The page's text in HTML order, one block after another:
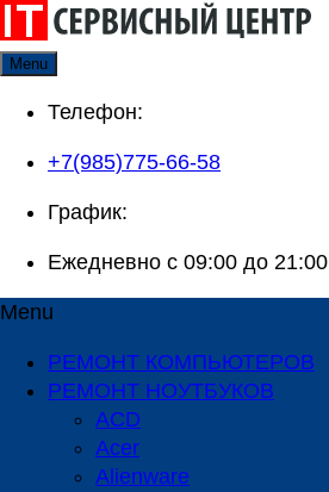
Skip
to
content
Menu
Телефон:
+7(985)775-66-58
График:
Ежедневно с 09:00 до 21:00
Menu
РЕМОНТ КОМПЬЮТЕРОВ
РЕМОНТ НОУТБУКОВ
ACD
Acer
Alienware